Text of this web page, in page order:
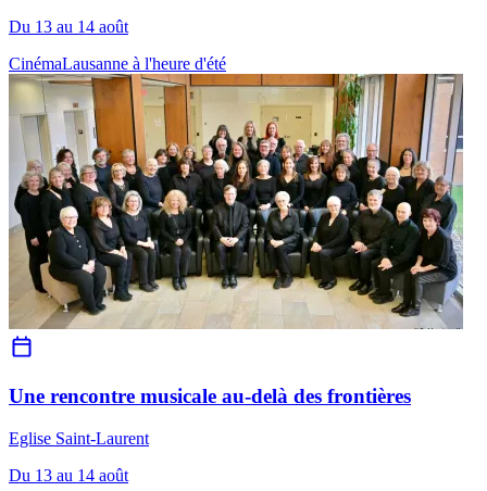
Du 13 au 14 août
CinémaLausanne à l'heure d'été
Une rencontre musicale au-delà des frontières
Eglise Saint-Laurent
Du 13 au 14 août